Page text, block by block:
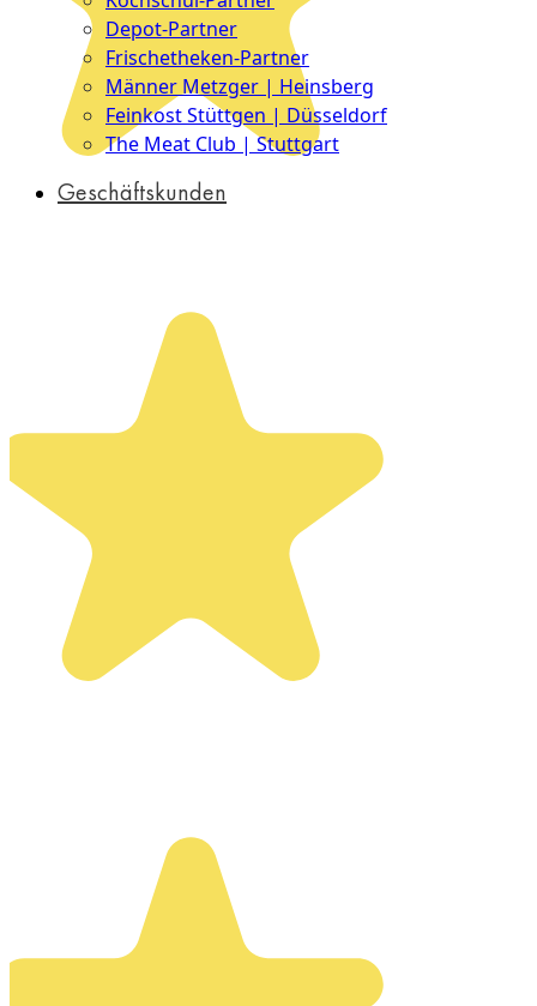
Depot-Partner
Frischetheken-Partner
Männer Metzger | Heinsberg
Feinkost Stüttgen | Düsseldorf
The Meat Club | Stuttgart
Geschäftskunden